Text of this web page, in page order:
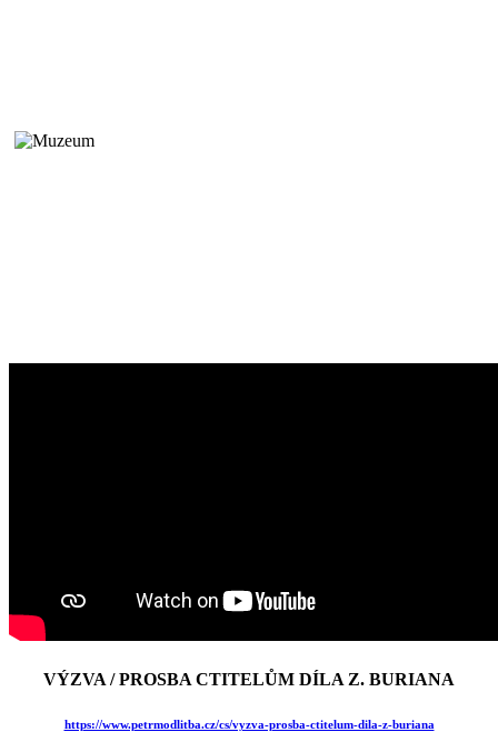
VÝZVA / PROSBA CTITELŮM DÍLA Z. BURIANA
https://www.petrmodlitba.cz/cs/vyzva-prosba-ctitelum-dila-z-buriana